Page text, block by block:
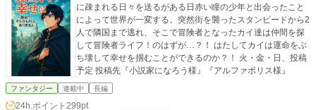
に疎まれる日々を送るがある日赤い瞳の少年と出会ったこと
によって世界が一変する。突然街を襲ったスタンピードから2
人で隣国まで逃れ、そこで冒険者となったカイ達は仲間を探
して冒険者ライフ！のはずが…？！ はたしてカイは運命をぶ
ち壊して幸せを掴むことができるのか？！ 火・金・日、投稿
予定 投稿先『小説家になろう様』『アルファポリス様』
ファンタジー 連載中 長編
24h.ポイント 299pt